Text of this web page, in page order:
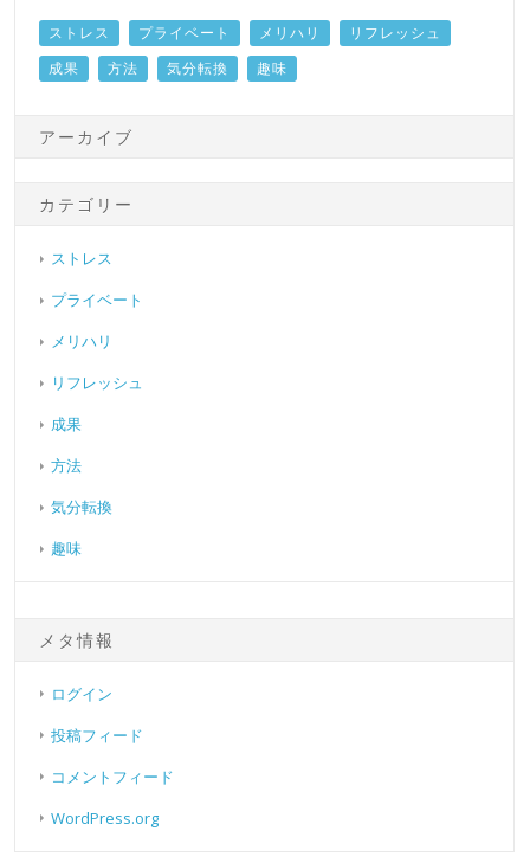
ストレス プライベート メリハリ
リフレッシュ
成果
方法 気分転換 趣味
アーカイブ
カテゴリー
ストレス
プライベート
メリハリ
リフレッシュ
成果
方法
気分転換
趣味
メタ情報
ログイン
投稿フィード
コメントフィード
WordPress.org